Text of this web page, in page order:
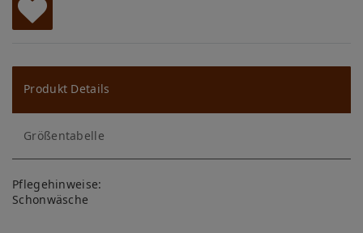
W
u
ns
ch
lis
te
Produkt Details
Größentabelle
Pflegehinweise:
Schonwäsche